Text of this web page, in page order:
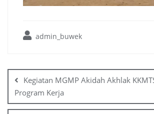
admin_buwek
navigation
Kegiatan MGMP Akidah Akhlak
Program Kerja